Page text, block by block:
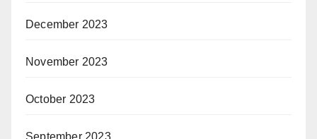
December 2023
November 2023
October 2023
September 2023